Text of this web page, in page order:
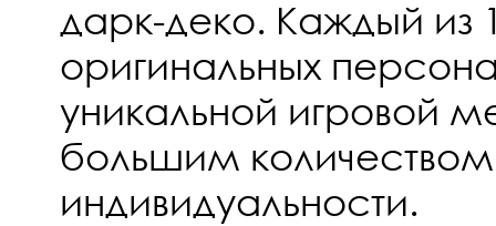
дарк-деко. Каждый из
оригинальных
уникальной игровой
большим количеством
индивидуальности.